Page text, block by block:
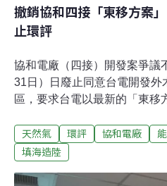
撤銷協和四接「東移方案
止環評
協和電廠（四接）開發案爭議
31日）日廢止同意台電開發外
區，要求台電以最新的「東移
也臨時喊卡，延期再審。基隆
日）表示，希望環評暫停審查
廠，設置燃氣發電機組及第四
天然氣 環評 協和電廠
填海造陸